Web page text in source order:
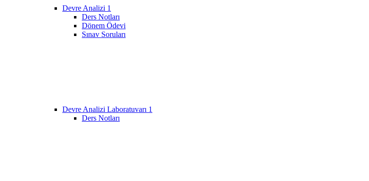
Devre Analizi 1
Ders Notları
Dönem Ödevi
Sınav Soruları
Devre Analizi Laboratuvarı 1
Ders Notları